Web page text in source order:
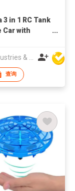
3 in 1 RC Tank
Car with
查询